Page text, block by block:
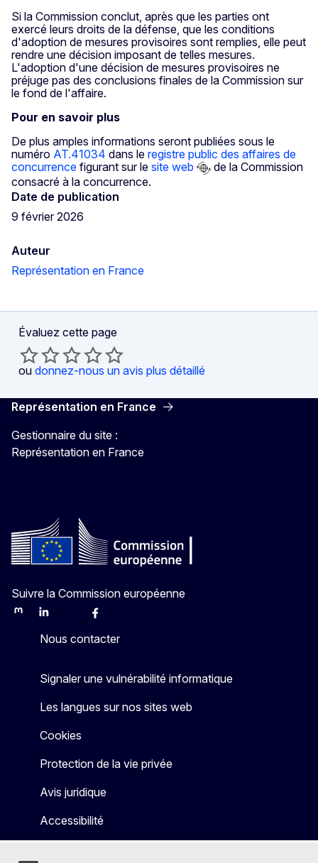
Si la Commission conclut, après que les parties ont
exercé leurs droits de la défense, que les conditions
d'adoption de mesures provisoires sont remplies, elle peut
rendre une décision imposant de telles mesures.
L'adoption d'une décision de mesures provisoires ne
préjuge pas des conclusions finales de la Commission sur
le fond de l'affaire.
Pour en savoir plus
De plus amples informations seront publiées sous le
numéro AT.41034 dans le registre public des affaires de
concurrence figurant sur le site web
de la Commission
consacré à la concurrence.
Date de publication
9 février 2026
Auteur
Représentation en France
Évaluez cette page
ou donnez-nous un avis plus détaillé
Représentation en France
Gestionnaire du site :
Représentation en France
Suivre la Commission européenne
MastodonLinkedInBlueskyFacebook
Nous contacter
Signaler une vulnérabilité informatique
Les langues sur nos sites web
Cookies
Protection de la vie privée
Avis juridique
Accessibilité